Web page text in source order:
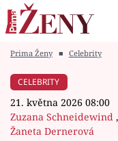
Módní alarm
Prima Ženy ■ Celebrity
CELEBRITY
21. května 2026 08:00
Zuzana Schneidewind ,
Žaneta Dernerová